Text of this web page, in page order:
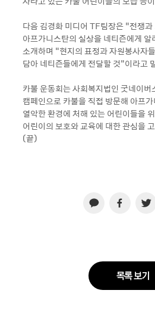
다음 김경화 미디어 TF팀장은 “전쟁
아프가니스탄의 실상을 네티즌에게
소개하며 "현지의 표정과 자원봉사자
담아 네티즌들에게 전달할 것"이라고
카불 운동회는 사회복지법인 굿네이
캠페인으로 카불을 직접 방문해 아프
열악한 환경에 처해 있는 어린이들을
어린이의 보호와 교육에 대한 관심을
(끝)
목록 보기